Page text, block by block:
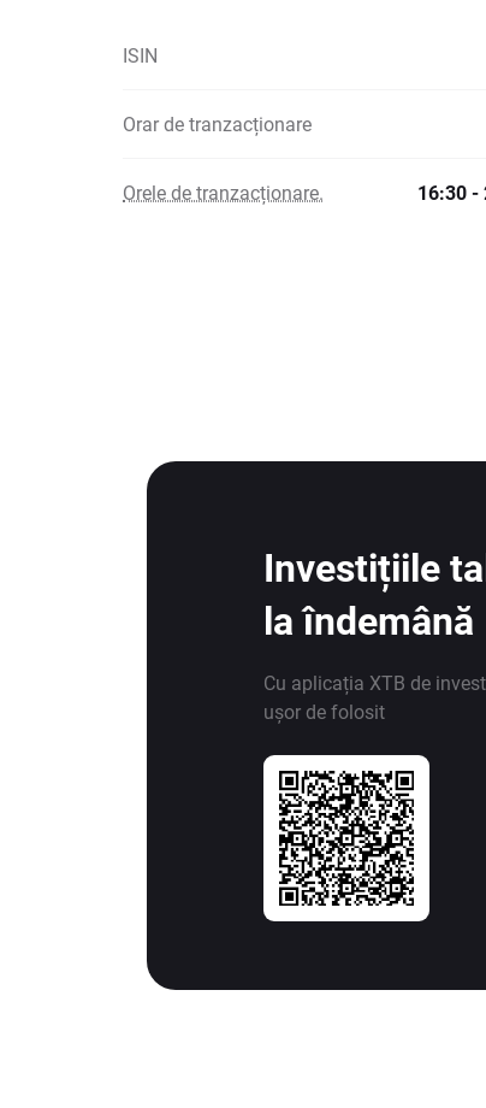
ISIN
Orar de tranzacționare
Orele de tranzacționare. 16:30 -
Investițiile
la îndemână
Cu aplicația XTB de
ușor de folosit